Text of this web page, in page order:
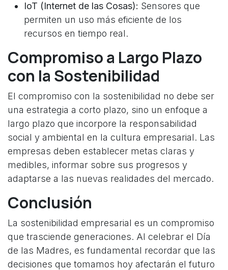
IoT (Internet de las Cosas): Sensores que
permiten un uso más eficiente de los
recursos en tiempo real.
Compromiso a Largo Plazo
con la Sostenibilidad
El compromiso con la sostenibilidad no debe ser
una estrategia a corto plazo, sino un enfoque a
largo plazo que incorpore la responsabilidad
social y ambiental en la cultura empresarial. Las
empresas deben establecer metas claras y
medibles, informar sobre sus progresos y
adaptarse a las nuevas realidades del mercado.
Conclusión
La sostenibilidad empresarial es un compromiso
que trasciende generaciones. Al celebrar el Día
de las Madres, es fundamental recordar que las
decisiones que tomamos hoy afectarán el futuro